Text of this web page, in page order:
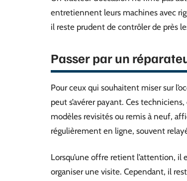
entretiennent leurs machines avec
il reste prudent de contrôler de près
Passer par un
Pour ceux qui souhaitent miser sur
peut s’avérer payant. Ces
modèles revisités ou remis à neuf,
régulièrement en ligne, souvent
Lorsqu’une offre retient l’attention, il
organiser une visite. Cependant, il